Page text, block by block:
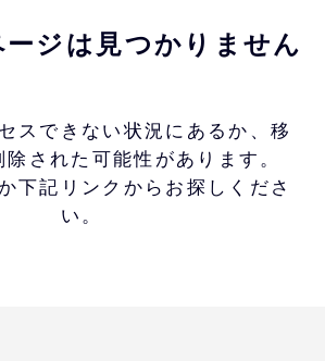
ジは見つかりません
スできない状況にあるか、移
された可能性があります。
下記リンクからお探しくださ
い。